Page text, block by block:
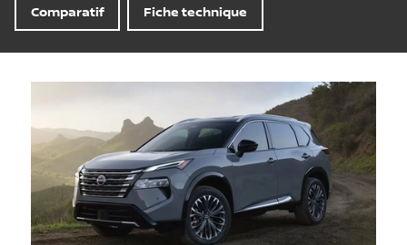
Comparatif Fiche technique